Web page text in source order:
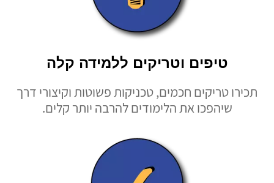
טיפים וטריקים ללמידה קלה
תכירו טריקים חכמים, טכניקות פשוטות וקיצורי דרך
שיהפכו את הלימודים להרבה יותר קלים.